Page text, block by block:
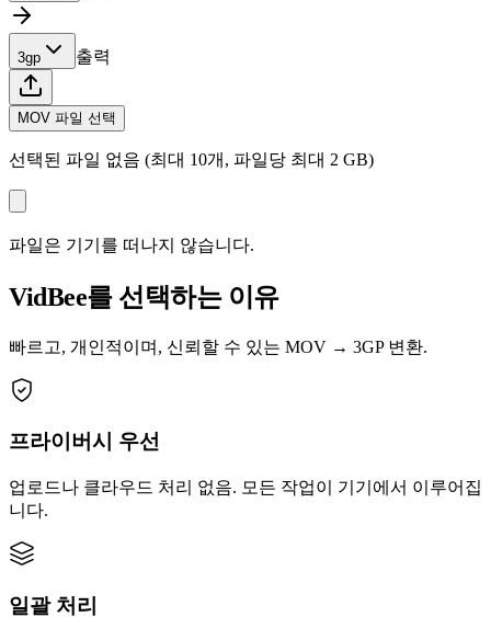
3gp 출력
MOV 파일 선택
선택된 파일 없음 (최대 10개, 파일당 최대 2 GB)
파일은 기기를 떠나지 않습니다.
VidBee를 선택하는 이유
빠르고, 개인적이며, 신뢰할 수 있는 MOV → 3GP 변환.
프라이버시 우선
업로드나 클라우드 처리 없음. 모든 작업이 기기에서 이루어집
니다.
일괄 처리